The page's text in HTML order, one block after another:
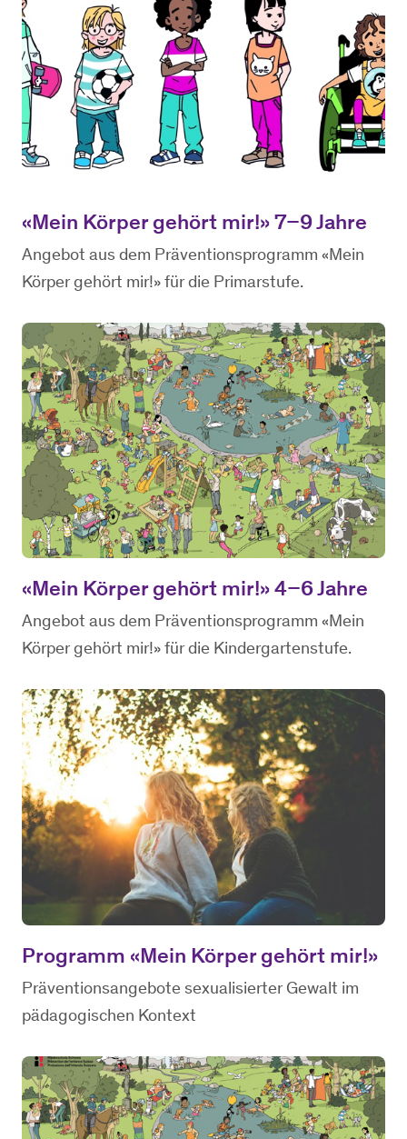
«Mein Körper gehört mir!» 7–9 Jahre
Angebot aus dem Präventionsprogramm «Mein
Körper gehört mir!» für die Primarstufe.
«Mein Körper gehört mir!» 4–6 Jahre
Angebot aus dem Präventionsprogramm «Mein
Körper gehört mir!» für die Kindergartenstufe.
Programm «Mein Körper gehört mir!»
Präventionsangebote sexualisierter Gewalt im
pädagogischen Kontext